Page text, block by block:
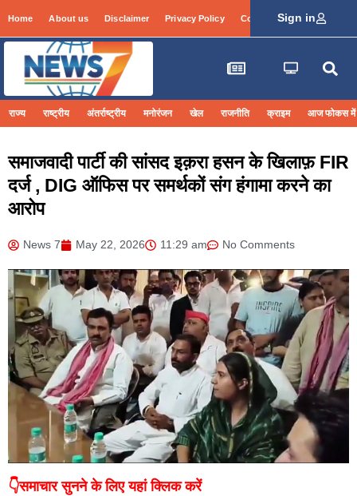
Home About us Disclaimer Privacy Policy Contact Info Login
Sign in
राज्य राष्ट्रीय अंतर्राष्ट्रीय मनोरंजन खेल राजनीति क्राइम आज फोकस में
समाजवादी पार्टी की सांसद इक़रा हसन के खिलाफ़ FIR
दर्ज , DIG ऑफिस पर समर्थकों संग हंगामा करने का
आरोप
News 7 May 22, 2026 11:29 am No Comments
👇समाचार सुनने के लिए यहां क्लिक करें